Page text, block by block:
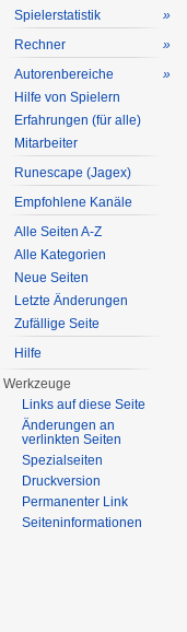
Spielerstatistik
»
Rechner
»
Autorenbereiche
»
Hilfe von Spielern
Erfahrungen (für alle)
Mitarbeiter
Runescape (Jagex)
Empfohlene Kanäle
Alle Seiten A-Z
Alle Kategorien
Neue Seiten
Letzte Änderungen
Zufällige Seite
Hilfe
Werkzeuge
Links auf diese Seite
Änderungen an
verlinkten Seiten
Spezialseiten
Druckversion
Permanenter Link
Seiteninformationen